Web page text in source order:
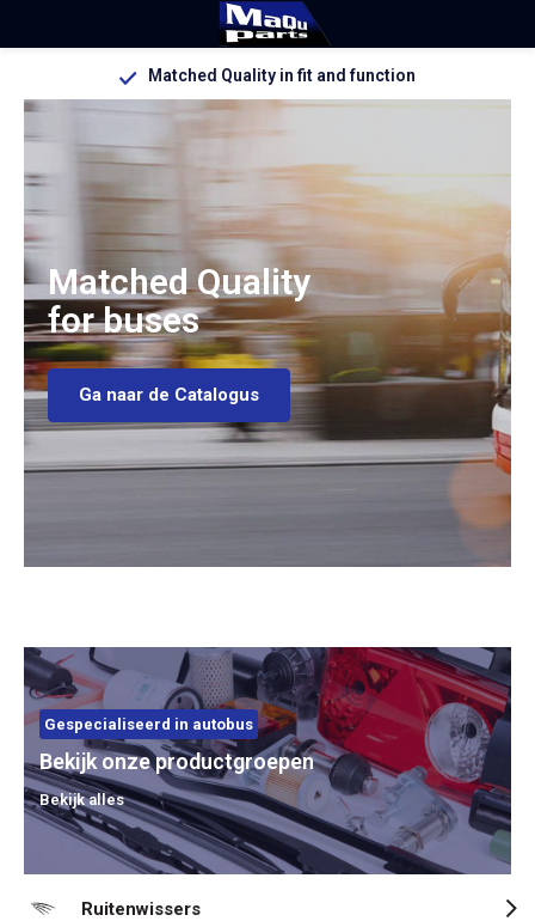
Matched Quality in fit and function
Matched Quality
for buses
Ga naar de Catalogus
Gespecialiseerd in autobus
Bekijk onze productgroepen
Bekijk alles
Ruitenwissers